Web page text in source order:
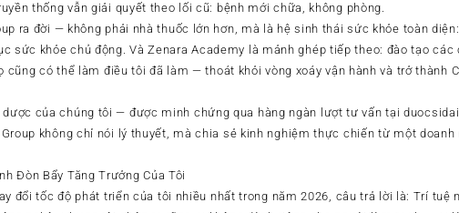
thống vẫn giải quyết theo lối cũ: bệnh mới chữa, không phòng.
ra đời — không phải nhà thuốc lớn hơn, mà là hệ sinh thái sức khỏe toàn
sức khỏe chủ động. Và Zenara Academy là mảnh ghép tiếp theo: đào tạo
cũng có thể làm điều tôi đã làm — thoát khỏi vòng xoáy vận hành và trở thành
dược của chúng tôi — được minh chứng qua hàng ngàn lượt tư vấn tại
không chỉ nói lý thuyết, mà chia sẻ kinh nghiệm thực chiến từ một doanh
Đòn Bẩy Tăng Trưởng Của Tôi
đổi tốc độ phát triển của tôi nhiều nhất trong năm 2026, câu trả lời là: Trí tuệ